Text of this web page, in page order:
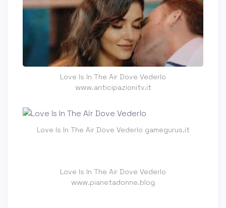
Love Is In The Air Dove Vederlo
www.anticipazionitv.it
Love Is In The Air Dove Vederlo gamegurus.it
Love Is In The Air Dove Vederlo
www.pianetadonne.blog